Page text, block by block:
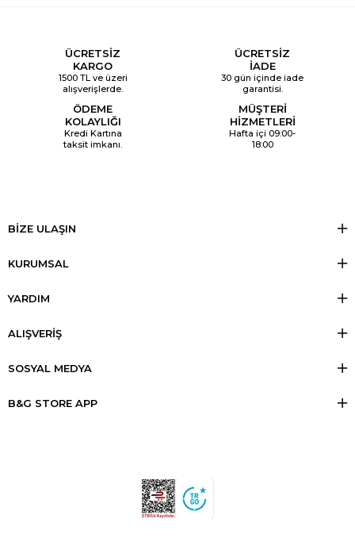
ÜCRETSİZ
KARGO
1500 TL ve üzeri
alışverişlerde.
ÜCRETSİZ
İADE
30 gün içinde iade
garantisi.
ÖDEME
KOLAYLIĞI
Kredi Kartına
taksit imkanı.
MÜŞTERİ
HİZMETLERİ
Hafta içi 09:00-
18:00
BİZE ULAŞIN
KURUMSAL
YARDIM
ALIŞVERİŞ
SOSYAL MEDYA
B&G STORE APP